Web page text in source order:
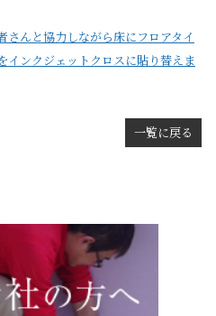
んと協力しながら床にフロアタイ
インクジェットクロスに貼り替えま
一覧に戻る